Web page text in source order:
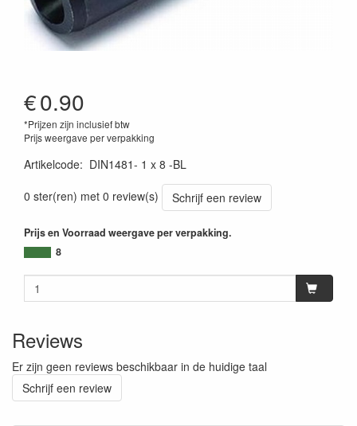
€0.90
*Prijzen zijn inclusief btw
Prijs weergave per verpakking
Artikelcode: DIN1481- 1 x 8 -BL
0 ster(ren) met 0 review(s)
Schrijf een review
Prijs en Voorraad weergave per verpakking.
8
Reviews
Er zijn geen reviews beschikbaar in de huidige taal
Schrijf een review